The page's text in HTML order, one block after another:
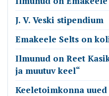
J. V. Veski stipendium
Emakeele Selts on
Ilmunud on Reet
ja muutuv keel“
Keeletoimkonna uued